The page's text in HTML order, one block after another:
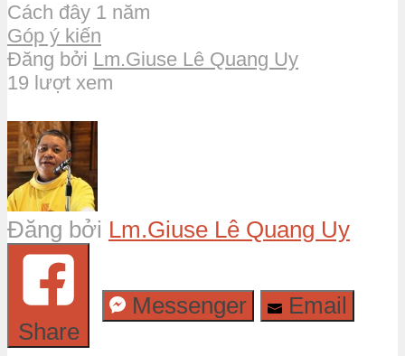
Cách đây 1 năm
Góp ý kiến
Đăng bởi Lm.Giuse Lê Quang Uy
19 lượt xem
Đăng bởi Lm.Giuse Lê Quang Uy
Share
Messenger Email